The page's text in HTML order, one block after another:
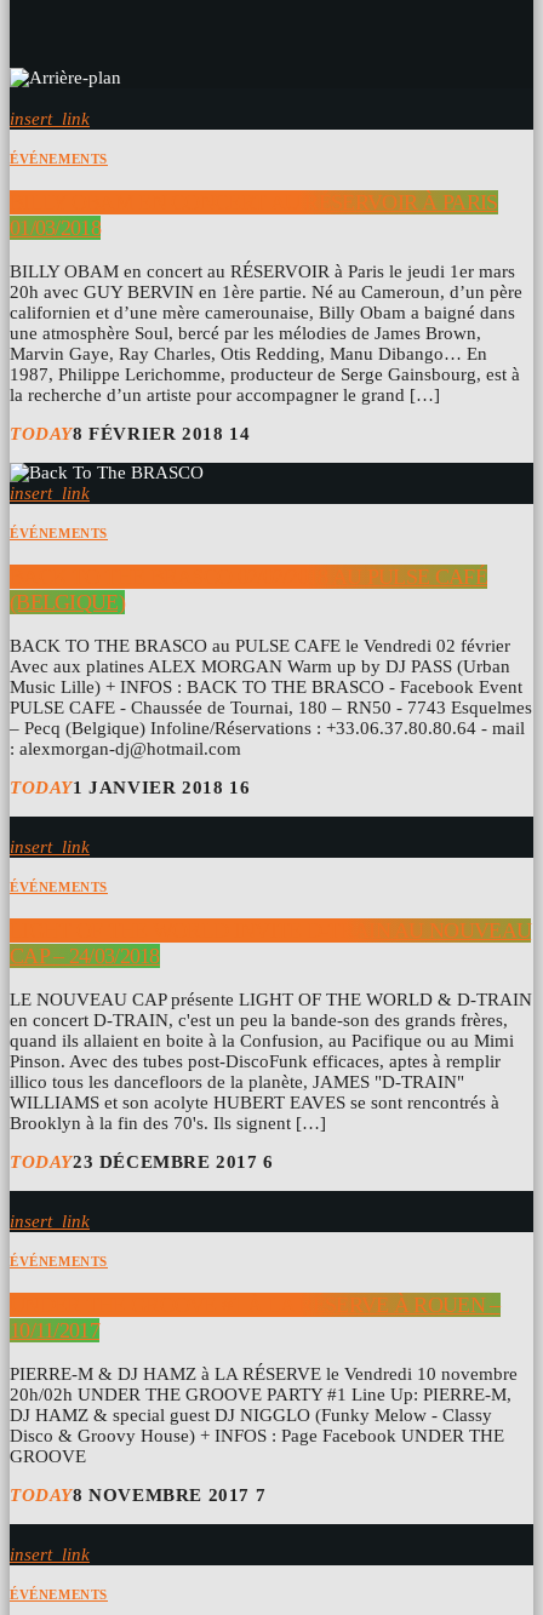
insert_link
ÉVÉNEMENTS
BILLY OBAM EN CONCERT AU RÉSERVOIR À PARIS
01/03/2018
BILLY OBAM en concert au RÉSERVOIR à Paris le jeudi 1er mars
20h avec GUY BERVIN en 1ère partie. Né au Cameroun, d’un père
californien et d’une mère camerounaise, Billy Obam a baigné dans
une atmosphère Soul, bercé par les mélodies de James Brown,
Marvin Gaye, Ray Charles, Otis Redding, Manu Dibango… En
1987, Philippe Lerichomme, producteur de Serge Gainsbourg, est à
la recherche d’un artiste pour accompagner le grand […]
TODAY8 FÉVRIER 2018 14
insert_link
ÉVÉNEMENTS
BACK TO THE BRASCO 02/02/2018 AU PULSE CAFÉ
(BELGIQUE)
BACK TO THE BRASCO au PULSE CAFE le Vendredi 02 février
Avec aux platines ALEX MORGAN Warm up by DJ PASS (Urban
Music Lille) + INFOS : BACK TO THE BRASCO - Facebook Event
PULSE CAFE - Chaussée de Tournai, 180 – RN50 - 7743 Esquelmes
– Pecq (Belgique) Infoline/Réservations : +33.06.37.80.80.64 - mail
: alexmorgan-dj@hotmail.com
TODAY1 JANVIER 2018 16
insert_link
ÉVÉNEMENTS
LIGHT OF THE WORLD INVITE D-TRAIN AU NOUVEAU
CAP – 24/03/2018
LE NOUVEAU CAP présente LIGHT OF THE WORLD & D-TRAIN
en concert D-TRAIN, c'est un peu la bande-son des grands frères,
quand ils allaient en boite à la Confusion, au Pacifique ou au Mimi
Pinson. Avec des tubes post-DiscoFunk efficaces, aptes à remplir
illico tous les dancefloors de la planète, JAMES "D-TRAIN"
WILLIAMS et son acolyte HUBERT EAVES se sont rencontrés à
Brooklyn à la fin des 70's. Ils signent […]
TODAY23 DÉCEMBRE 2017 6
insert_link
ÉVÉNEMENTS
UNDER THE GROOVE #1 À LA RÉSERVE À ROUEN –
10/11/2017
PIERRE-M & DJ HAMZ à LA RÉSERVE le Vendredi 10 novembre
20h/02h UNDER THE GROOVE PARTY #1 Line Up: PIERRE-M,
DJ HAMZ & special guest DJ NIGGLO (Funky Melow - Classy
Disco & Groovy House) + INFOS : Page Facebook UNDER THE
GROOVE
TODAY8 NOVEMBRE 2017 7
insert_link
ÉVÉNEMENTS